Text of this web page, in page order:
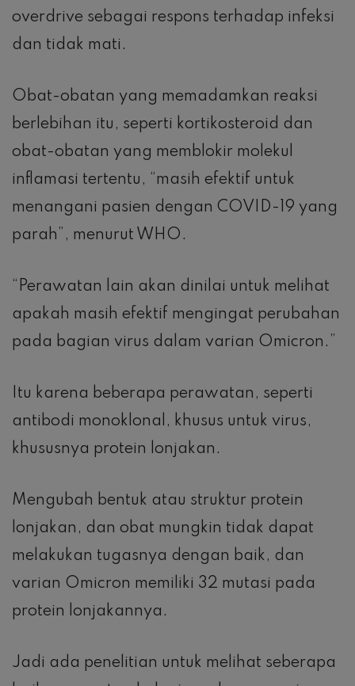
overdrive sebagai respons terhadap infeksi
dan tidak mati.
Obat-obatan yang memadamkan reaksi
berlebihan itu, seperti kortikosteroid dan
obat-obatan yang memblokir molekul
inflamasi tertentu, “masih efektif untuk
menangani pasien dengan COVID-19 yang
parah”, menurut WHO.
“Perawatan lain akan dinilai untuk melihat
apakah masih efektif mengingat perubahan
pada bagian virus dalam varian Omicron.”
Itu karena beberapa perawatan, seperti
antibodi monoklonal, khusus untuk virus,
khususnya protein lonjakan.
Mengubah bentuk atau struktur protein
lonjakan, dan obat mungkin tidak dapat
melakukan tugasnya dengan baik, dan
varian Omicron memiliki 32 mutasi pada
protein lonjakannya.
Jadi ada penelitian untuk melihat seberapa